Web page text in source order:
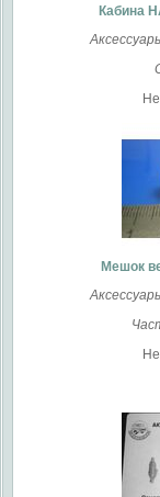
Кабина
Мешок